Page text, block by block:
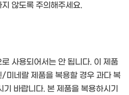
않도록 주의해주세요.
사용되어서는 안 됩니다. 이 제품
미네랄 제품을 복용할 경우 과다 복
바랍니다. 본 제품을 복용하시기